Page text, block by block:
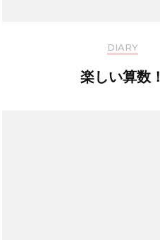
DIARY
楽しい算数！